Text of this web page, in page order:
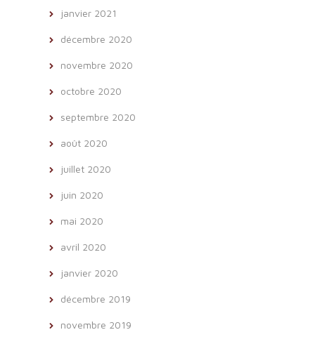
janvier 2021
décembre 2020
novembre 2020
octobre 2020
septembre 2020
août 2020
juillet 2020
juin 2020
mai 2020
avril 2020
janvier 2020
décembre 2019
novembre 2019